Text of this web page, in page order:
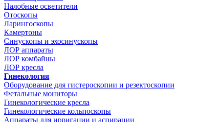
Налобные осветители
Отоскопы
Ларингоскопы
Камертоны
Синускопы и эхосинускопы
ЛОР аппараты
ЛОР комбайны
ЛОР кресла
Гинекология
Оборудование для гистероскопии и резектоскопии
Фетальные мониторы
Гинекологические кресла
Гинекологические кольпоскопы
Аппараты для ирригации и аспирации